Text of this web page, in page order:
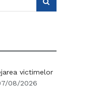
victimelor
08/2026